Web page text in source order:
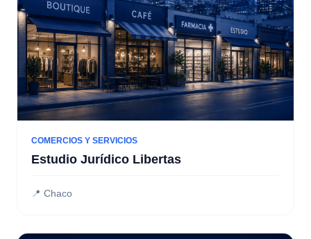
COMERCIOS Y SERVICIOS
Estudio Jurídico Libertas
📍 Chaco